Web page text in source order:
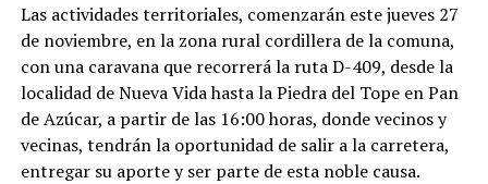
Las actividades territoriales, comenzarán este jueves 27
de noviembre, en la zona rural cordillera de la comuna,
con una caravana que recorrerá la ruta D-409, desde la
localidad de Nueva Vida hasta la Piedra del Tope en Pan
de Azúcar, a partir de las 16:00 horas, donde vecinos y
vecinas, tendrán la oportunidad de salir a la carretera,
entregar su aporte y ser parte de esta noble causa.